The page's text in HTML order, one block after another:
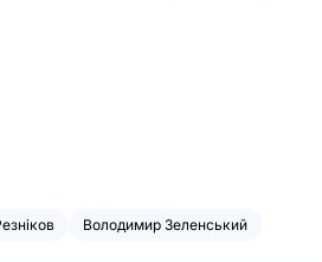
Володимир Зеленський